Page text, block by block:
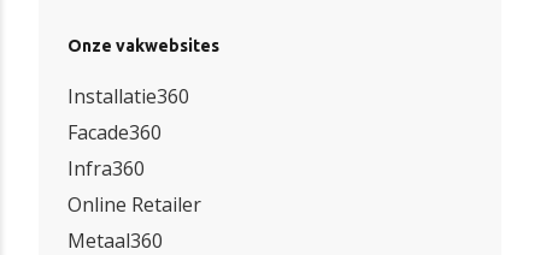
Onze vakwebsites
Installatie360
Facade360
Infra360
Online Retailer
Metaal360